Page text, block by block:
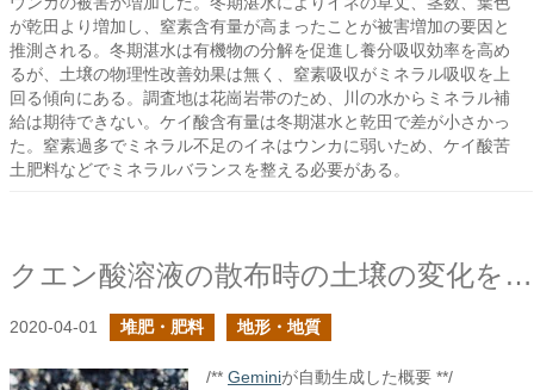
が乾田より増加し、窒素含有量が高まったことが被害増加の要因と
推測される。冬期湛水は有機物の分解を促進し養分吸収効率を高め
るが、土壌の物理性改善効果は無く、窒素吸収がミネラル吸収を上
回る傾向にある。調査地は花崗岩帯のため、川の水からミネラル補
給は期待できない。ケイ酸含有量は冬期湛水と乾田で差が小さかっ
た。窒素過多でミネラル不足のイネはウンカに弱いため、ケイ酸苦
土肥料などでミネラルバランスを整える必要がある。
クエン酸溶液の散布時の土壌の変化を考えてみる
2020-04-01 堆肥・肥料 地形・地質
/** Geminiが自動生成した概要 **/